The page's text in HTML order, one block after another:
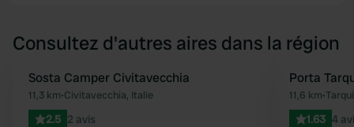
Consultez d'autres aires dans la région
Préféré
Sosta Camper Civitavecchia
11,3 km•Civitavecchia, Italie
2.5 2 avis
Porta
11,6 km•
1.63 4